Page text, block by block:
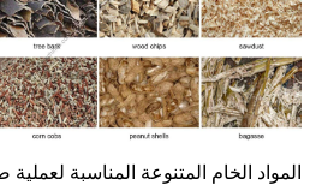
المواد الخام المتنوعة المناسبة